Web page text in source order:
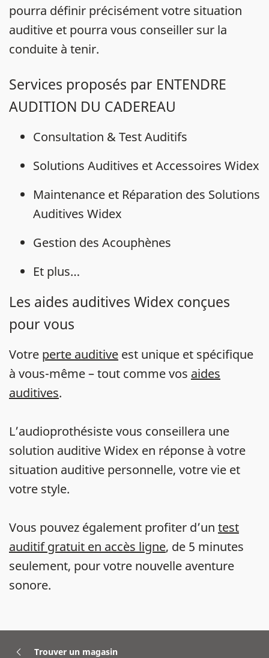
pourra définir précisément votre situation
auditive et pourra vous conseiller sur la
conduite à tenir.
Services proposés par ENTENDRE
AUDITION DU CADEREAU
Consultation & Test Auditifs
Solutions Auditives et Accessoires Widex
Maintenance et Réparation des Solutions
Auditives Widex
Gestion des Acouphènes
Et plus…
Les aides auditives Widex conçues
pour vous
Votre perte auditive est unique et spécifique
à vous-même – tout comme vos aides
auditives.
L’audioprothésiste vous conseillera une
solution auditive Widex en réponse à votre
situation auditive personnelle, votre vie et
votre style.
Vous pouvez également profiter d’un test
auditif gratuit en accès ligne, de 5 minutes
seulement, pour votre nouvelle aventure
sonore.
Trouver un magasin